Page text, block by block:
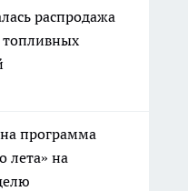
распродажа
программа
лета» на